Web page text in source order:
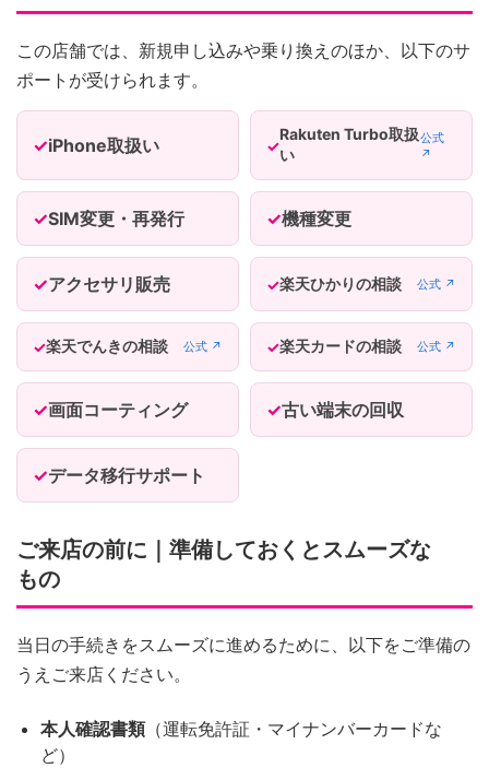
この店舗では、新規申し込みや乗り換えのほか、以下のサ
ポートが受けられます。
iPhone取扱い
Rakuten Turbo取扱
い
公式
↗
SIM変更・再発行 機種変更
アクセサリ販売 楽天ひかりの相談 公式 ↗
楽天でんきの相談 公式 ↗ 楽天カードの相談 公式 ↗
画面コーティング 古い端末の回収
データ移行サポート
ご来店の前に｜準備しておくとスムーズな
もの
当日の手続きをスムーズに進めるために、以下をご準備の
うえご来店ください。
本人確認書類（運転免許証・マイナンバーカードな
ど）